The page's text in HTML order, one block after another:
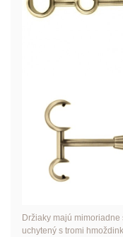
Držiaky majú
uchytený s tromi